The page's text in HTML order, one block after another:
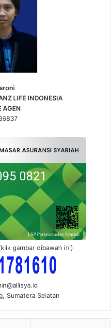
LIFE INDONESIA
AGEN
gambar dibawah ini)
Sumatera Selatan